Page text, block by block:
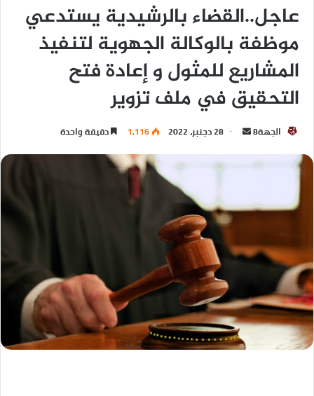
عاجل..القضاء بالرشيدية يستدعي
موظفة بالوكالة الجهوية لتنفيذ
المشاريع للمثول و إعادة فتح
التحقيق في ملف تزوير
الجهة8 28 دجنبر، 2022 1,116 دقيقة واحدة